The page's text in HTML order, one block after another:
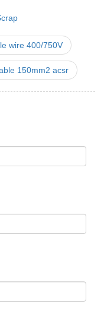
wire 400/750V
150mm2 acsr